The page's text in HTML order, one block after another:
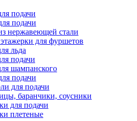
подачи
подачи
нержавеющей стали
для фуршетов
льда
подачи
шампанского
подачи
для подачи
баранчики, соусники
для подачи
плетеные